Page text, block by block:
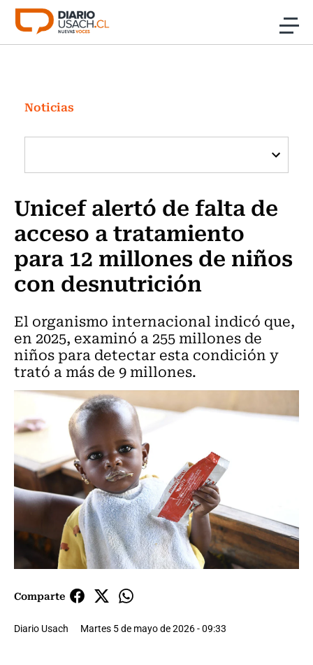
Click acá para ir directamente al contenido
Investigación
Cultura
Programas Radio y TV Usach
Noticias
Unicef alertó de falta de
acceso a tratamiento
para 12 millones de niños
con desnutrición
El organismo internacional indicó que,
en 2025, examinó a 255 millones de
niños para detectar esta condición y
trató a más de 9 millones.
Comparte
Diario Usach Martes 5 de mayo de 2026 - 09:33